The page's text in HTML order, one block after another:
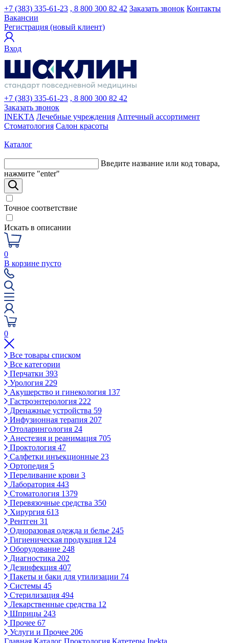
+7 (383) 335-61-23 , 8 800 300 82 42 Заказать звонок Контакты
Вакансии
Регистрация (новый клиент)
Вход
+7 (383) 335-61-23 , 8 800 300 82 42
Заказать звонок
INEKTA Лечебные учреждения Аптечный ассортимент
Стоматология Салон красоты
Каталог
Введите название или код товара,
нажмите "enter"
Точное соответствие
Искать в описании
0
В корзине пусто
0
Все товары списком
Все категории
Перчатки 393
Урология 229
Акушерство и гинекология 137
Гастроэнтерология 222
Дренажные устройства 59
Инфузионная терапия 207
Отоларингология 24
Анестезия и реанимация 705
Проктология 47
Салфетки инъекционные 23
Ортопедия 5
Переливание крови 3
Лаборатория 443
Стоматология 1379
Перевязочные средства 350
Хирургия 613
Рентген 31
Одноразовая одежда и белье 245
Гигиеническая продукция 124
Оборудование 248
Диагностика 202
Дезинфекция 407
Пакеты и баки для утилизации 74
Системы 45
Стерилизация 494
Лекарственные средства 12
Шприцы 243
Прочее 67
Услуги и Прочее 206
Главная Каталог Проктология Катетеры Inekta